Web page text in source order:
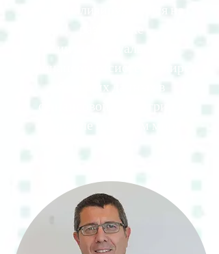
специализирующейся на
интеллектуальных
финансовых систем в мире
больших данных в
финансовой индустрии в
Израиле и во всем мире.